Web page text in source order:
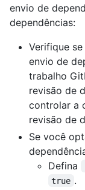
envio de
dependências:
Verifique
envio de
trabalho
revisão de
controlar a
revisão de
Se você
Defina
true .